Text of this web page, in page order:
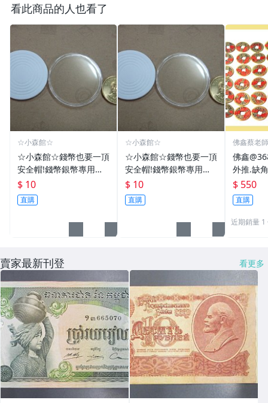
看此商品的人也看了
☆小森館☆
☆小森館☆錢幣也要一頂
安全帽!錢幣銀幣專用透
明壓克力盒收納保護盒.1
枚10元~55
$ 10
直購
☆小森館☆
☆小森館☆錢幣也要一頂
安全帽!錢幣銀幣專用透
明壓克力盒收納保護盒.1
枚10元~11
$ 10
直購
佛鑫蔡老
佛鑫
外推.缺
雙碩士
加持/附
$ 550
直購
近期銷量 1
賣家最新刊登 看更多